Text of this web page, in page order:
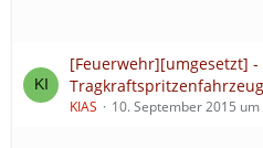
[Feuerwehr][umgesetzt] -
KIAS 10. September 2015 um